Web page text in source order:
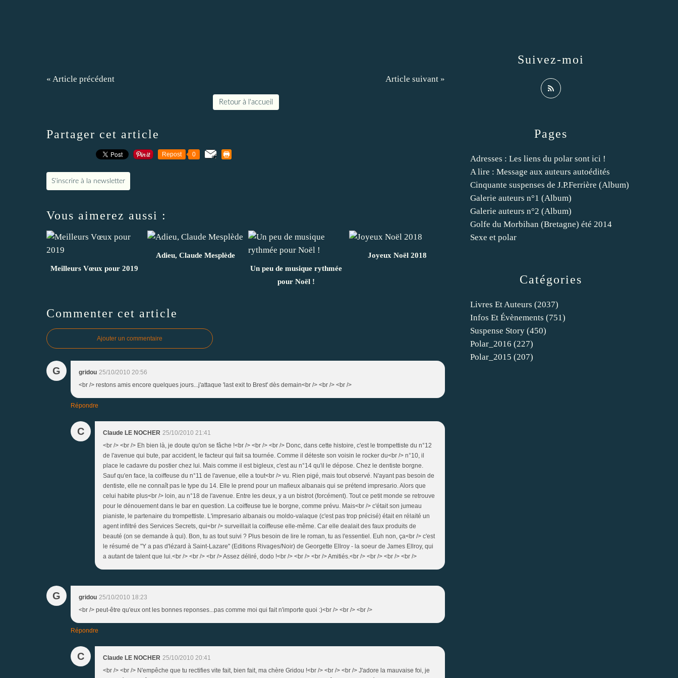
« Article précédent Article suivant »
Retour à l'accueil
Partager cet article
Repost 0
S'inscrire à la newsletter
Vous aimerez aussi :
Meilleurs Vœux pour 2019
Adieu, Claude Mesplède
Un peu de musique rythmée
pour Noël !
Joyeux Noël 2018
Commenter cet article
Ajouter un commentaire
G gridou 25/10/2010 20:56
<br /> restons amis encore quelques jours...j'attaque 'last exit to Brest' dès demain<br /> <br /> <br />
Répondre
C Claude LE NOCHER 25/10/2010 21:41
<br /> <br /> Eh bien là, je doute qu'on se fâche !<br /> <br /> <br /> Donc, dans cette histoire, c'est le trompettiste du n°12
de l'avenue qui bute, par accident, le facteur qui fait sa tournée. Comme il déteste son voisin le rocker du<br /> n°10, il
place le cadavre du postier chez lui. Mais comme il est bigleux, c'est au n°14 qu'il le dépose. Chez le dentiste borgne.
Sauf qu'en face, la coiffeuse du n°11 de l'avenue, elle a tout<br /> vu. Rien pigé, mais tout observé. N'ayant pas besoin de
dentiste, elle ne connaît pas le type du 14. Elle le prend pour un mafieux albanais qui se prétend impresario. Alors que
celui habite plus<br /> loin, au n°18 de l'avenue. Entre les deux, y a un bistrot (forcément). Tout ce petit monde se retrouve
pour le dénouement dans le bar en question. La coiffeuse tue le borgne, comme prévu. Mais<br /> c'était son jumeau
pianiste, le partenaire du trompettiste. L'impresario albanais ou moldo-valaque (c'est pas trop précisé) était en rélaité un
agent infiltré des Services Secrets, qui<br /> surveillait la coiffeuse elle-même. Car elle dealait des faux produits de
beauté (on se demande à qui). Bon, tu as tout suivi ? Plus besoin de lire le roman, tu as l'essentiel. Euh non, ça<br /> c'est
le résumé de "Y a pas d'lézard à Saint-Lazare" (Editions Rivages/Noir) de Georgette Ellroy - la soeur de James Ellroy, qui
a autant de talent que lui.<br /> <br /> <br /> Assez déliré, dodo !<br /> <br /> <br /> Amitiés.<br /> <br /> <br /> <br />
G gridou 25/10/2010 18:23
<br /> peut-être qu'eux ont les bonnes reponses...pas comme moi qui fait n'importe quoi :)<br /> <br /> <br />
Répondre
C Claude LE NOCHER 25/10/2010 20:41
<br /> <br /> N'empêche que tu rectifies vite fait, bien fait, ma chère Gridou !<br /> <br /> <br /> J'adore la mauvaise foi, je
Catégories
Livres Et Auteurs (2037)
Infos Et Évènements (751)
Suspense Story (450)
Polar_2016 (227)
Polar_2015 (207)
Pages
Adresses : Les liens du polar sont ici !
A lire : Message aux auteurs autoédités
Cinquante suspenses de J.P.Ferrière (Album)
Galerie auteurs n°1 (Album)
Galerie auteurs n°2 (Album)
Golfe du Morbihan (Bretagne) été 2014
Sexe et polar
Suivez-moi